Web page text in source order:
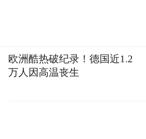
欧洲酷热破纪录！德国近1.2
万人因高温丧生